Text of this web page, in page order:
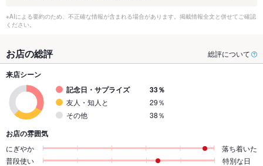
※AIによる要約のため、不正確な情報が含まれる場合があります。掲載情報全文と併せてご確認
ください。
お店の総評 総評について
来店シーン
記念日・サプライズ
33％
友人・知人と
29％
その他
38％
お店の雰囲気
にぎやか
落ち着いた
普段使い
特別な日